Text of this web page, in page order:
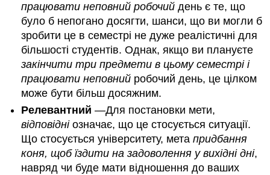
працювати неповний робочий день є те, що
було б непогано досягти, шанси, що ви могли б
зробити це в семестрі не дуже реалістичні для
більшості студентів. Однак, якщо ви плануєте
закінчити три предмети в цьому семестрі і
працювати неповний робочий день, це цілком
може бути більш досяжним.
Релевантний —Для постановки мети,
відповідніозначає, що це стосується ситуації.
Що стосується університету, метапридбання
коня, щоб їздити на задоволення у вихідні дні,
навряд чи буде мати відношення до ваших